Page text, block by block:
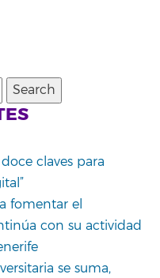
claves para
fomentar el
con su actividad
se suma,